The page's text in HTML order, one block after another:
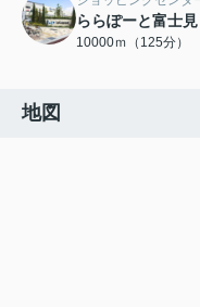
ららぽーと富士見
10000ｍ（125分）
地図